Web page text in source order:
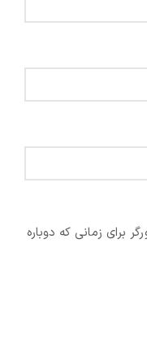
برای زمانی که دوباره